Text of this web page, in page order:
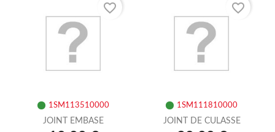
1SM113510000
JOINT EMBASE
favorite_border
1SM111810000
JOINT DE CULASSE
favorite_border